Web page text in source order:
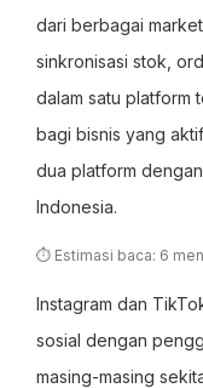
dari berbagai
sinkronisasi stok,
dalam satu platform
bagi bisnis yang
dua platform
Indonesia.
⏱ Estimasi baca: 6
Instagram dan
sosial dengan
masing-masing